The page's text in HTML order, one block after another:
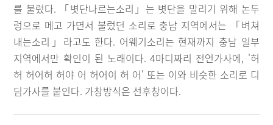
를 불렀다. 「볏단나르는소리」는 볏단을 말리기 위해 논두
렁으로 메고 가면서 불렀던 소리로 충남 지역에서는 「벼쳐
내는소리」라고도 한다. 어웨기소리는 현재까지 충남 일부
지역에서만 확인이 된 노래이다. 4마디짜리 전언가사에, '허
허 허어허 허야 어 허어이 허 어' 또는 이와 비슷한 소리로 디
딤가사를 붙인다. 가창방식은 선후창이다.